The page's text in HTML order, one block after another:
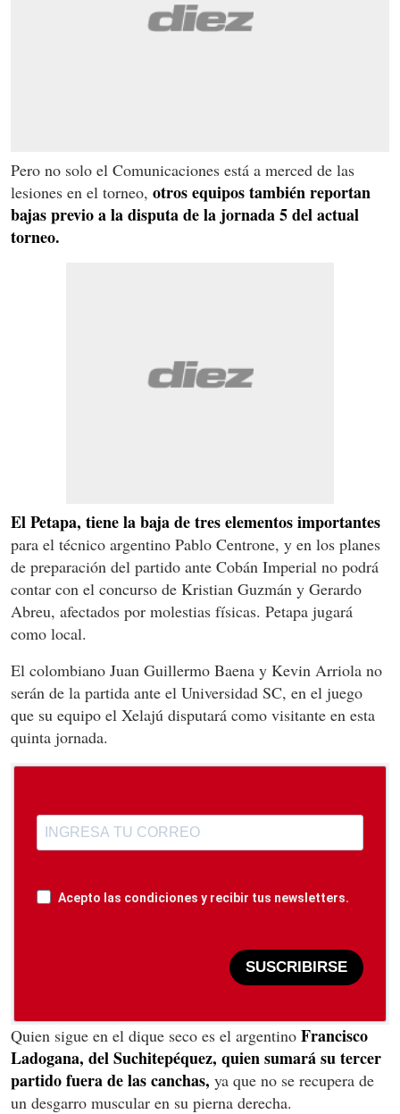
Pero no solo el Comunicaciones está a merced de las
lesiones en el torneo, otros equipos también reportan
bajas previo a la disputa de la jornada 5 del actual
torneo.
El Petapa, tiene la baja de tres elementos importantes
para el técnico argentino Pablo Centrone, y en los planes
de preparación del partido ante Cobán Imperial no podrá
contar con el concurso de Kristian Guzmán y Gerardo
Abreu, afectados por molestias físicas. Petapa jugará
como local.
El colombiano Juan Guillermo Baena y Kevin Arriola no
serán de la partida ante el Universidad SC, en el juego
que su equipo el Xelajú disputará como visitante en esta
quinta jornada.
Acepto las condiciones y recibir tus newsletters.
SUSCRIBIRSE
Quien sigue en el dique seco es el argentino Francisco
Ladogana, del Suchitepéquez, quien sumará su tercer
partido fuera de las canchas, ya que no se recupera de
un desgarro muscular en su pierna derecha.